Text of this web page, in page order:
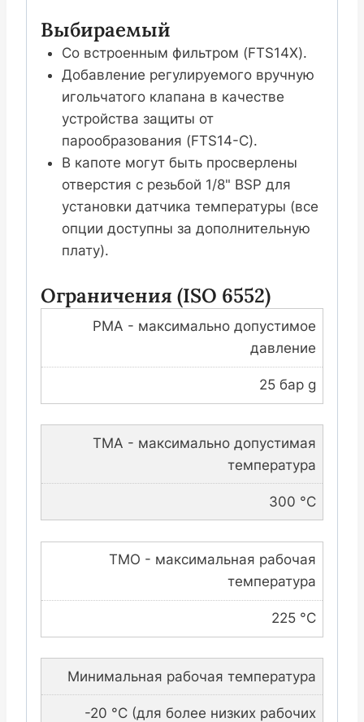
Выбираемый
Со встроенным фильтром (FTS14X).
Добавление регулируемого вручную
игольчатого клапана в качестве
устройства защиты от
парообразования (FTS14-C).
В капоте могут быть просверлены
отверстия с резьбой 1/8" BSP для
установки датчика температуры (все
опции доступны за дополнительную
плату).
Ограничения (ISO 6552)
PMA - максимально допустимое
давление
25 бар g
TMA - максимально допустимая
температура
300 °C
TMO - максимальная рабочая
температура
225 °C
Минимальная рабочая температура
-20 °C (для более низких рабочих